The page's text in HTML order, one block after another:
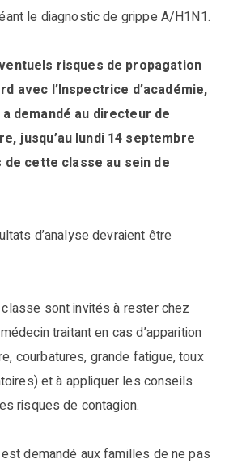
le diagnostic de grippe A/H1N1.
risques de propagation
avec l’Inspectrice d’académie,
demandé au directeur de
jusqu’au lundi 14 septembre
cette classe au sein de
d’analyse devraient être
sont invités à rester chez
traitant en cas d’apparition
courbatures, grande fatigue, toux
et à appliquer les conseils
risques de contagion.
demandé aux familles de ne pas